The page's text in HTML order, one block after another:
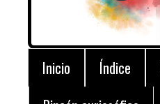
Inicio Índice